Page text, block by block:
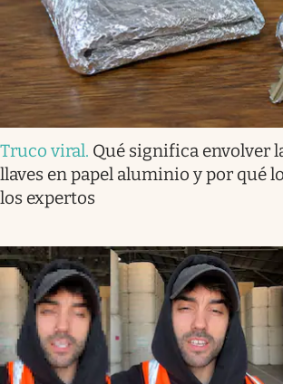
Truco viral. Qué significa envolver
llaves en papel aluminio y por qué
los expertos